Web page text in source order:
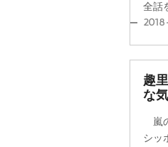
全話
趣
な
嵐
シッ